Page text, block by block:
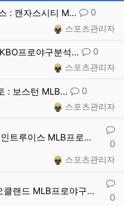
: 캔자스시티 M… 댓글
0
작성자스포츠관리자
프로야구분석… 댓글
0
작성자스포츠관리자
: 보스턴 MLB… 댓글
0
작성자스포츠관리자
루이스 MLB프로야…
댓글
0
작성자스포츠관리자
드 MLB프로야구분…
댓글
0